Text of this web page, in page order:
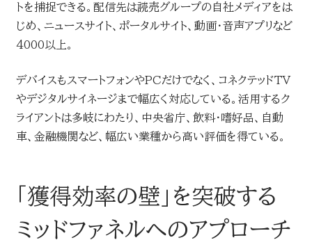
トを捕捉できる。配信先は読売グループの自社メディアをは
じめ、ニュースサイト、ポータルサイト、動画・音声アプリなど
4000以上。
デバイスもスマートフォンやPCだけでなく、コネクテッドTV
やデジタルサイネージまで幅広く対応している。活用するク
ライアントは多岐にわたり、中央省庁、飲料・嗜好品、自動
車、金融機関など、幅広い業種から高い評価を得ている。
「獲得効率の壁」を突破する
ミッドファネルへのアプローチ